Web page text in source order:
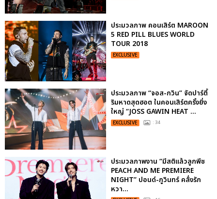
ประมวลภาพ คอนเสิร์ต MAROON
5 RED PILL BLUES WORLD
TOUR 2018
EXCLUSIVE
ประมวลภาพ “จอส-กวิน” จัดปาร์ตี้
ริมหาดสุดฮอต ในคอนเสิร์ตครั้งยิ่ง
ใหญ่ “JOSS GAWIN HEAT ...
EXCLUSIVE : 34
ประมวลภาพงาน “มีสติแล้วลูกพีช
PEACH AND ME PREMIERE
NIGHT” ปอนด์-ภูวินทร์ คลั่งรัก
หวา...